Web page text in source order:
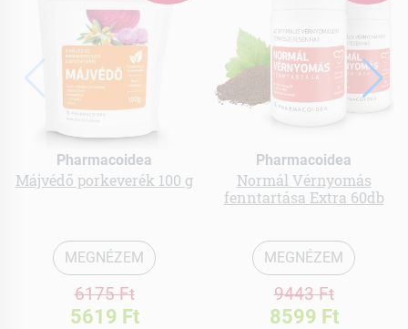
Pharmacoidea
Májvédő porkeverék 100 g
MEGNÉZEM
6175 Ft
5619 Ft
Pharmacoidea
Normál Vérnyomás
fenntartása Extra 60db
MEGNÉZEM
9443 Ft
8599 Ft